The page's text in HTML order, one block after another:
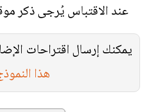
عند الاقتباس يُرجى ذكر
يمكنك إرسال اقتراحات
هذا